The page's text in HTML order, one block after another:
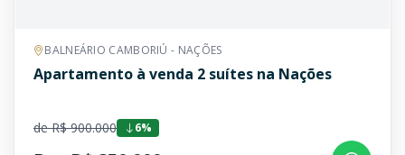
BALNEÁRIO CAMBORIÚ - NAÇÕES
Apartamento à venda 2 suítes na Nações
de R$ 900.000 6%